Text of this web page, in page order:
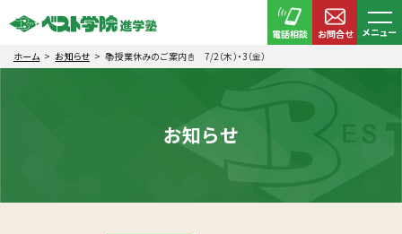
電話相談 お問合せ
メニュー
ホーム
お知らせ 📚授業休みのご案内📓 7/2（木）・3（金）
お知らせ